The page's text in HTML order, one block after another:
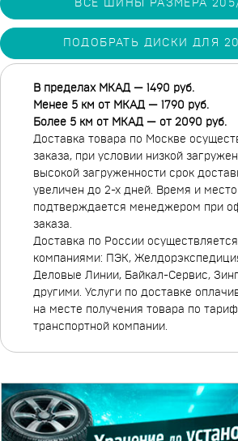
ВСЕ ШИНЫ РАЗМЕРА 205/
ПОДОБРАТЬ ДИСКИ ДЛЯ
В пределах МКАД — 1490 руб.
Менее 5 км от МКАД — 1790 руб.
Более 5 км от МКАД — от 2090 руб.
Доставка товара по Москве
заказа, при условии низкой
высокой загруженности срок
увеличен до 2-х дней. Время и
подтверждается менеджером при
заказа.
Доставка по России
компаниями: ПЭК,
Деловые Линии, Байкал-Сервис,
другими. Услуги по доставке
на месте получения товара по
транспортной компании.